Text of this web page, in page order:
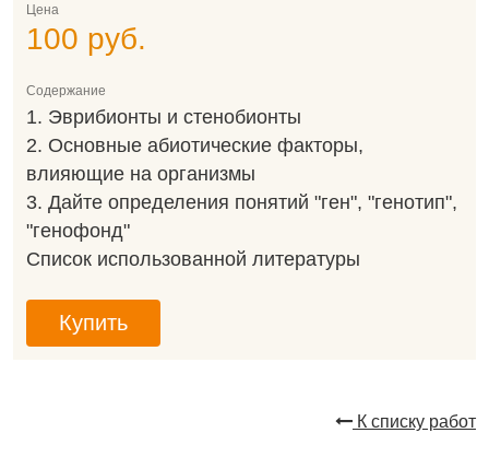
Цена
100 руб.
Содержание
1. Эврибионты и стенобионты
2. Основные абиотические факторы,
влияющие на организмы
3. Дайте определения понятий "ген", "генотип",
"генофонд"
Список использованной литературы
Купить
К списку работ